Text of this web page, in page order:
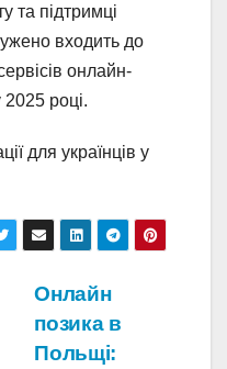
та підтримці
входить до
онлайн-
році.
для українців у
Онлайн
позика в
Польщі: